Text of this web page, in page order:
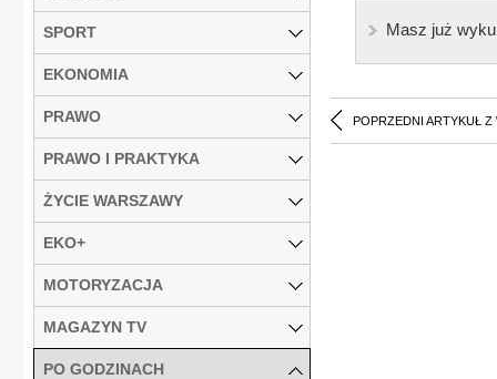
Masz już
POPRZEDNI ARTYKUŁ Z
SPORT
EKONOMIA
PRAWO
PRAWO I PRAKTYKA
ŻYCIE WARSZAWY
EKO+
MOTORYZACJA
MAGAZYN TV
PO GODZINACH